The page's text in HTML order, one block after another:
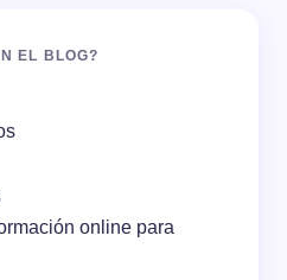
EL BLOG?
online para